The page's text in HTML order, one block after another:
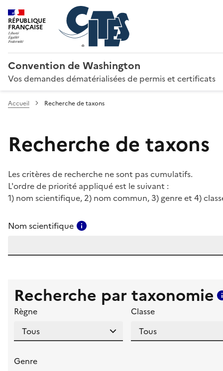
RÉPUBLIQUE
FRANÇAISE
Convention de Washington
Vos demandes dématérialisées de permis et certificats
Accueil Recherche de taxons
Recherche de taxons
Les critères de recherche ne sont pas cumulatifs.
L'ordre de priorité appliqué est le suivant :
1) nom scientifique, 2) nom commun, 3) genre et 4)
Nom scientifique
Recherche par taxonomie
Règne Classe
Genre